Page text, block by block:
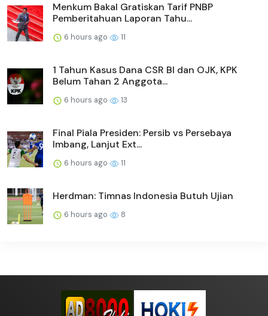
Menkum Bakal Gratiskan Tarif PNBP
Pemberitahuan Laporan Tahu...
6 hours ago 11
1 Tahun Kasus Dana CSR BI dan OJK, KPK
Belum Tahan 2 Anggota...
6 hours ago 13
Final Piala Presiden: Persib vs Persebaya
Imbang, Lanjut Ext...
6 hours ago 11
Herdman: Timnas Indonesia Butuh Ujian
6 hours ago 8